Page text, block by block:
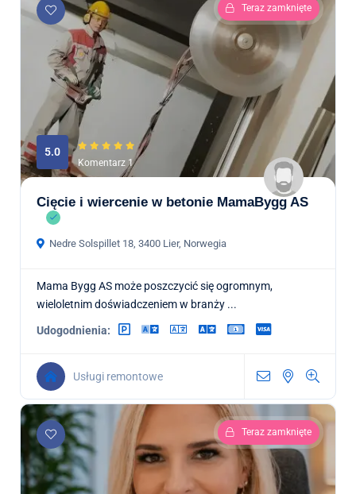
Teraz zamknięte
5.0
Komentarz 1
Cięcie i wiercenie w betonie MamaBygg AS
Nedre Solspillet 18, 3400 Lier, Norwegia
Mama Bygg AS może poszczycić się ogromnym,
wieloletnim doświadczeniem w branży ...
Udogodnienia:
Usługi remontowe
Teraz zamknięte